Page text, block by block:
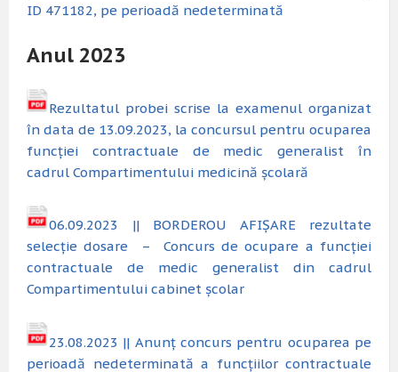
ID 471182, pe perioadă nedeterminată
Anul 2023
Rezultatul probei scrise la examenul organizat
în data de 13.09.2023, la concursul pentru ocuparea
funcției contractuale de medic generalist în
cadrul Compartimentului medicină școlară
06.09.2023 || BORDEROU AFIȘARE rezultate
selecție dosare – Concurs de ocupare a funcției
contractuale de medic generalist din cadrul
Compartimentului cabinet școlar
23.08.2023 || Anunț concurs pentru ocuparea pe
perioadă nedeterminată a funcțiilor contractuale